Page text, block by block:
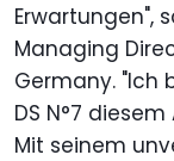
Erwartungen",
Managing
Germany. "Ich
DS N°7
Mit seinem